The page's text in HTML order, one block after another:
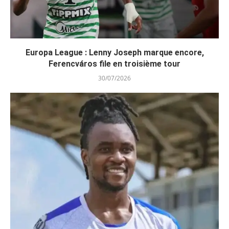
Europa League : Lenny Joseph marque encore,
Ferencváros file en troisième tour
30/07/2026